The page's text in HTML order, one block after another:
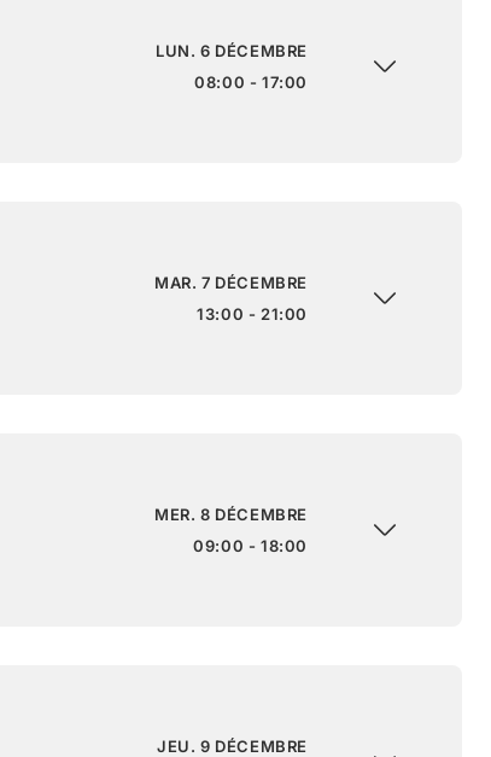
LUN. 6 DÉCEMBRE
08:00 - 17:00
MAR. 7 DÉCEMBRE
13:00 - 21:00
MER. 8 DÉCEMBRE
09:00 - 18:00
JEU. 9 DÉCEMBRE